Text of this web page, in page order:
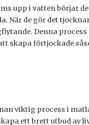
upp i vatten börjar
När de gör det
Denna process
skapa förtjockade
viktig process i
ett brett utbud av